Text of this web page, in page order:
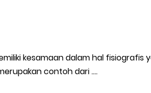
kesamaan dalam hal fisiografis
contoh dari ….